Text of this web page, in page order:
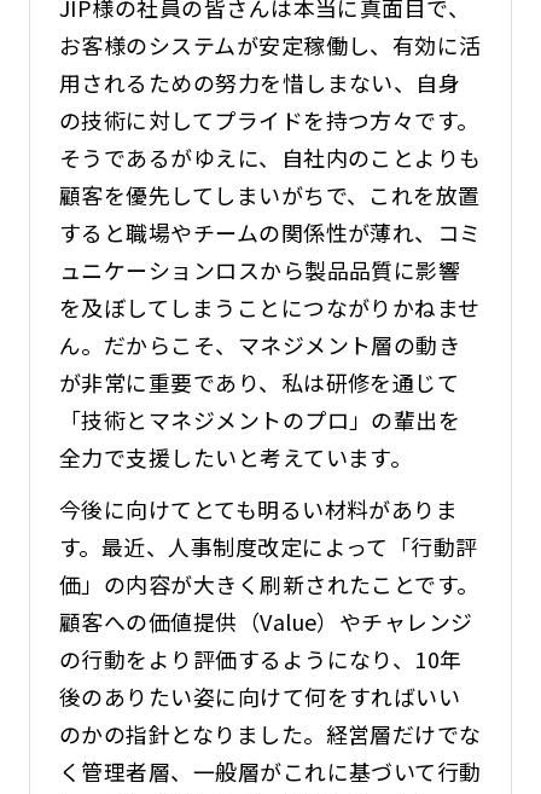
JIP様の社員の皆さんは本当に真面目で、
お客様のシステムが安定稼働し、有効に活
用されるための努力を惜しまない、自身
の技術に対してプライドを持つ方々です。
そうであるがゆえに、自社内のことよりも
顧客を優先してしまいがちで、これを放置
すると職場やチームの関係性が薄れ、コミ
ュニケーションロスから製品品質に影響
を及ぼしてしまうことにつながりかねませ
ん。だからこそ、マネジメント層の動き
が非常に重要であり、私は研修を通じて
「技術とマネジメントのプロ」の輩出を
全力で支援したいと考えています。
今後に向けてとても明るい材料がありま
す。最近、人事制度改定によって「行動評
価」の内容が大きく刷新されたことです。
顧客への価値提供（Value）やチャレンジ
の行動をより評価するようになり、10年
後のありたい姿に向けて何をすればいい
のかの指針となりました。経営層だけでな
く管理者層、一般層がこれに基づいて行動